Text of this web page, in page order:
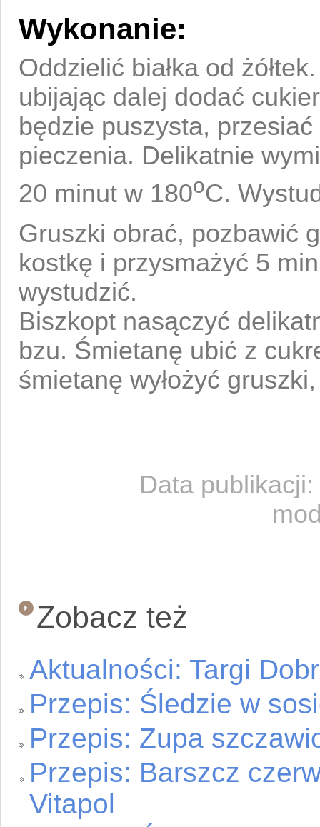
Wykonanie:
Oddzielić białka od
ubijając dalej dodać
będzie puszysta,
pieczenia. Delikatnie
20 minut w 180oC.
Gruszki obrać, pozbawić
kostkę i przysmażyć 5
wystudzić.
Biszkopt nasączyć
bzu. Śmietanę ubić z
śmietanę wyłożyć
Data publikacji:
Zobacz też
Aktualności: Targi
Przepis: Śledzie w
Przepis: Zupa
Przepis: Barszcz
Vitapol